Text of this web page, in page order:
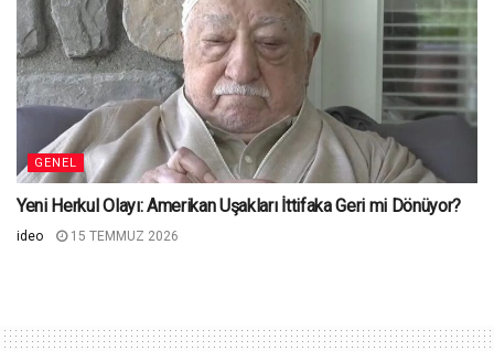
GENEL
Yeni Herkul Olayı: Amerikan Uşakları İttifaka Geri mi Dönüyor?
ideo 15 TEMMUZ 2026